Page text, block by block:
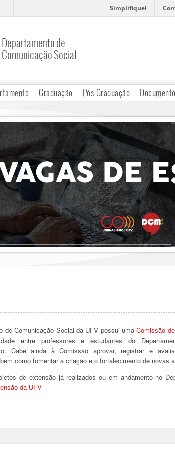
Simplifique!
Departamento de
Comunicação Social
Graduação Pós-Graduação
de Comunicação Social da UFV possui umaComissão
entre professores e estudantes do
Cabe ainda à Comissão aprovar, registrar e
como fomentar a criação e o fortalecimento de novas
de extensão já realizados ou em andamento no
da UFV